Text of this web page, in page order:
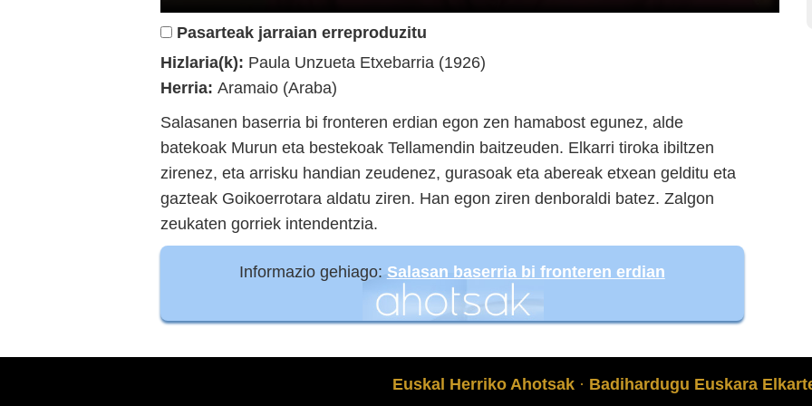
Pasarteak jarraian erreproduzitu
Hizlaria(k): Paula Unzueta Etxebarria (1926)
Herria: Aramaio (Araba)
Salasanen baserria bi fronteren erdian egon zen hamabost egunez, alde
batekoak Murun eta bestekoak Tellamendin baitzeuden. Elkarri tiroka ibiltzen
zirenez, eta arrisku handian zeudenez, gurasoak eta abereak etxean gelditu eta
gazteak Goikoerrotara aldatu ziren. Han egon ziren denboraldi batez. Zalgon
zeukaten gorriek intendentzia.
Informazio gehiago: Salasan baserria bi fronteren erdian
Euskal Herriko Ahotsak · Badihardugu Euskara